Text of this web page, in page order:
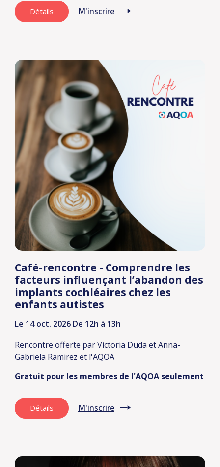
Détails M'inscrire
Café-rencontre - Comprendre les
facteurs influençant l’abandon des
implants cochléaires chez les
enfants autistes
Le 14 oct. 2026 De 12h à 13h
Rencontre offerte par Victoria Duda et Anna-
Gabriela Ramirez et l'AQOA
Gratuit pour les membres de l'AQOA seulement
Détails M'inscrire